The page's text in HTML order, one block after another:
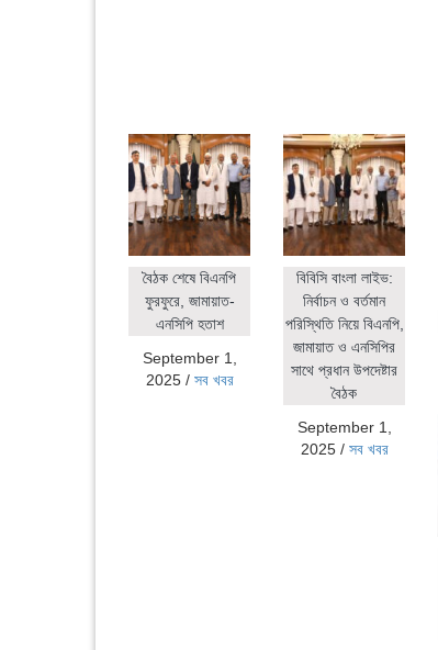
বৈঠক শেষে বিএনপি
ফুরফুরে, জামায়াত-
এনসিপি হতাশ
September 1,
2025/ সব খবর
বিবিসি বাংলা লাইভ:
নির্বাচন ও বর্তমান
পরিস্থিতি নিয়ে বিএনপি,
জামায়াত ও এনসিপির
সাথে প্রধান উপদেষ্টার
বৈঠক
September 1,
2025/ সব খবর